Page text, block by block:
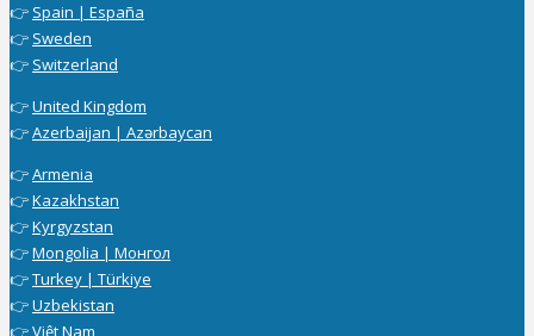
👉 Spain | España
👉 Sweden
👉 Switzerland
👉United Kingdom
👉Azerbaijan | Azərbaycan
👉Armenia
👉Kazakhstan
👉Kyrgyzstan
👉Mongolia | Монгол
👉Turkey | Türkiye
👉Uzbekistan
👉Việt Nam